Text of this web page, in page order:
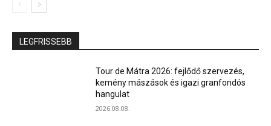
LEGFRISSEBB
Tour de Mátra 2026: fejlődő szervezés,
kemény mászások és igazi granfondós
hangulat
2026.08.08.